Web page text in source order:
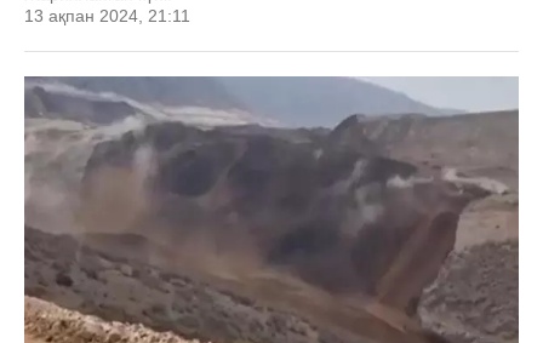
13 ақпан 2024, 21:11